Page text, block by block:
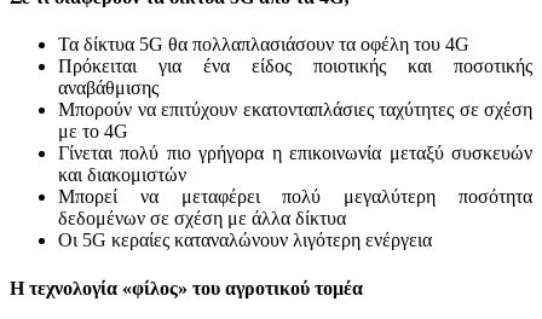
Τα δίκτυα 5G θα πολλαπλασιάσουν τα οφέλη του 4G
Πρόκειται για ένα είδος ποιοτικής και ποσοτικής
αναβάθμισης
Μπορούν να επιτύχουν εκατονταπλάσιες ταχύτητες σε σχέση
με το 4G
Γίνεται πολύ πιο γρήγορα η επικοινωνία μεταξύ συσκευών
και διακομιστών
Μπορεί να μεταφέρει πολύ μεγαλύτερη ποσότητα
δεδομένων σε σχέση με άλλα δίκτυα
Οι 5G κεραίες καταναλώνουν λιγότερη ενέργεια
Η τεχνολογία «φίλος» του αγροτικού τομέα